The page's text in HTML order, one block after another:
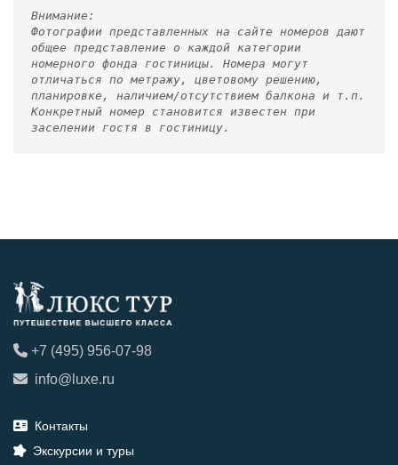
Внимание:
Фотографии представленных на сайте номеров дают
общее представление о каждой категории
номерного фонда гостиницы. Номера могут
отличаться по метражу, цветовому решению,
планировке, наличием/отсутствием балкона и т.п.
Конкретный номер становится известен при
заселении гостя в гостиницу.
+7 (495) 956-07-98
info@luxe.ru
Контакты
Экскурсии и туры